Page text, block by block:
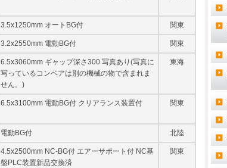
3.5x1250mm オートBG付 関東
3.2x2550mm 電動BG付 関東
6.5x3060mm ギャップ深さ300 写真あり(写真に
写っているコンベアは別の機械の物で含まれま
せん。)
東海
6.5x3100mm 電動BG付 クリアランス装置付 関東
電動BG付 北陸
4.5x2500mm NC-BG付 エアーサポート付 NC基
盤PLC装置新品交換済
関東